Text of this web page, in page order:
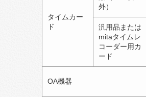
タイムカー
ド
外）
汎用品または
mitaタイムレ
コーダー用カ
ード
OA機器